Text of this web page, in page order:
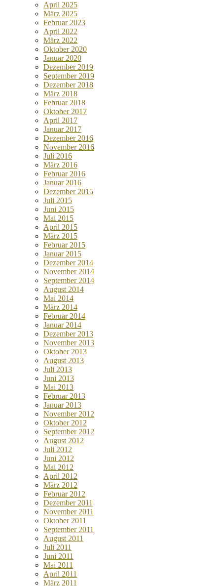
April 2025
März 2025
Februar 2023
April 2022
März 2022
Oktober 2020
Januar 2020
Dezember 2019
September 2019
Dezember 2018
März 2018
Februar 2018
Oktober 2017
April 2017
Januar 2017
Dezember 2016
November 2016
Juli 2016
März 2016
Februar 2016
Januar 2016
Dezember 2015
Juli 2015
Juni 2015
Mai 2015
April 2015
März 2015
Februar 2015
Januar 2015
Dezember 2014
November 2014
September 2014
August 2014
Mai 2014
März 2014
Februar 2014
Januar 2014
Dezember 2013
November 2013
Oktober 2013
August 2013
Juli 2013
Juni 2013
Mai 2013
Februar 2013
Januar 2013
November 2012
Oktober 2012
September 2012
August 2012
Juli 2012
Juni 2012
Mai 2012
April 2012
März 2012
Februar 2012
Dezember 2011
November 2011
Oktober 2011
September 2011
August 2011
Juli 2011
Juni 2011
Mai 2011
April 2011
März 2011